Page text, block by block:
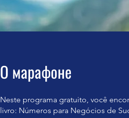
О марафоне
Neste programa gratuito, você
livro: Números para Negócios de